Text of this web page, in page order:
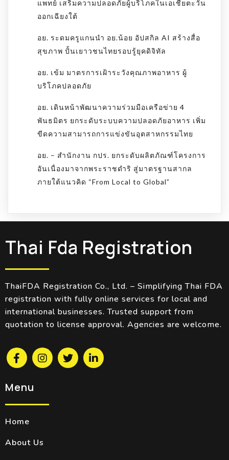
แพทย์ เสริมความปลอดภัยผู้บริโภคในเอเชียตะวัน
ออกเฉียงใต้
อย. ระดมครูแกนนำ อย.น้อย อัปสกิล AI สร้างสื่อ
สุขภาพ ปั้นเยาวชนไทยรอบรู้ยุคดิจิทัล
อย. เข้ม มาตรการเฝ้าระวังคุณภาพอาหาร ผู้
บริโภคปลอดภัย
อย. เดินหน้าพัฒนาความร่วมมือเครือข่าย 4
พันธมิตร ยกระดับระบบความปลอดภัยอาหาร เพิ่ม
ขีดความสามารถการแข่งขันอุตสาหกรรมไทย
อย. – สำนักงาน กปร. ยกระดับผลิตภัณฑ์โครงการ
อันเนื่องมาจากพระราชดำริ สู่มาตรฐานสากล
ภายใต้แนวคิด “From Local to Global”
Thai Fda Registration
ThaiFDA Registration Co., Ltd. – Simplifying Thai FDA
registration with fully online services for local and
international businesses. Trusted support from
quotation to license approval. Agencies are welcome.
Menu
Home
About Us